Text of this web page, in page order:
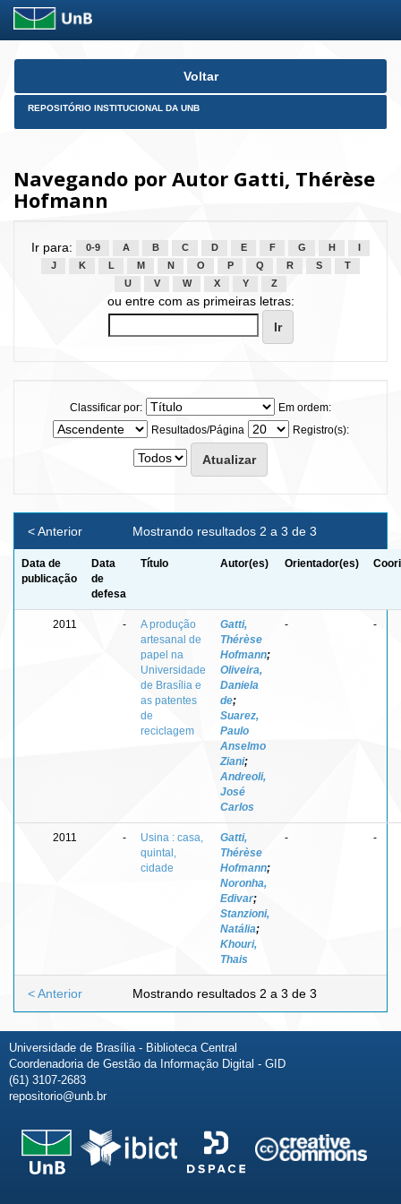
Skip
Voltar
REPOSITÓRIO INSTITUCIONAL DA UNB
Navegando por Autor Gatti, Thérèse
Hofmann
Ir para: 0-9 A B C D E F G H
J
K L M N O P Q R S
T
U
V W X Y Z
ou entre com as primeiras letras:
Classificar por:
Em ordem:
Resultados/Página
Registro(s):
Mostrando resultados 2 a 3 de 3
< Anterior
Data de
publicação
Data
de
defesa
Título Autor(es) Orientador(es)
2011 -
A produção
artesanal de
papel na
Universidade
de Brasília e
as patentes
de
reciclagem
Gatti,
Thérèse
Hofmann;
Oliveira,
Daniela
de;
Suarez,
Paulo
Anselmo
Ziani;
Andreoli,
José
Carlos
- -
2011 -
Usina : casa,
quintal,
cidade
Gatti,
Thérèse
Hofmann;
Noronha,
Edivar;
Stanzioni,
Natália;
Khouri,
Thais
- -
Mostrando resultados 2 a 3 de 3
< Anterior
Universidade de Brasília - Biblioteca Central
Coordenadoria de Gestão da Informação Digital - GID
(61) 3107-2683
repositorio@unb.br